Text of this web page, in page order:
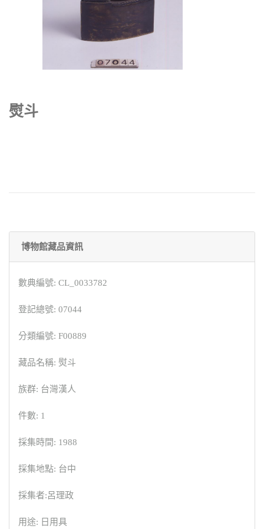
熨斗
博物館藏品資訊
數典編號: CL_0033782
登記總號: 07044
分類編號: F00889
藏品名稱: 熨斗
族群: 台灣漢人
件數: 1
採集時間: 1988
採集地點: 台中
採集者:呂理政
用途: 日用具